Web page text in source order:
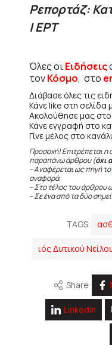
Ρεπορτάζ:
| ΕΡΤ
Όλες οιΕιδήσεις
τονΚόσμο, στο
Διάβασε όλες τις
Κάνε like στη σελίδα
Ακολούθησε μας στο
Κάνε εγγραφή στο
Γίνε μέλος στο
Προσοχή! Επιτρέπεται
παραπάνω άρθρου (όχι
– Αναφέρεται ως πηγή το
αναφορά.
– Στο τέλος του άρθρου
– Σε ένα από τα δύο
TAGS
ιός Δυτικού
Share
Linkedin